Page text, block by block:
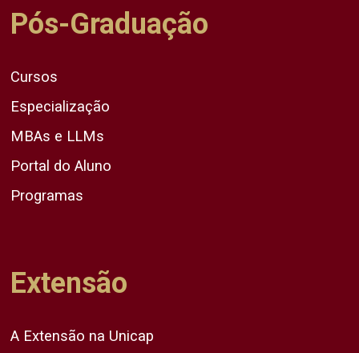
Pós-Graduação
Cursos
Especialização
MBAs e LLMs
Portal do Aluno
Programas
Extensão
A Extensão na Unicap